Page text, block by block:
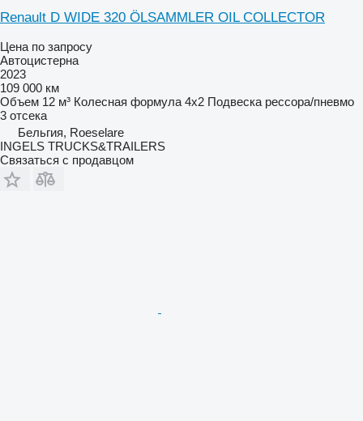
Renault D WIDE 320 ÖLSAMMLER OIL COLLECTOR
Цена по запросу
Автоцистерна
2023
109 000 км
Объем 12 м³ Колесная формула 4x2 Подвеска рессора/пневмо
3 отсека
Бельгия, Roeselare
INGELS TRUCKS&TRAILERS
Связаться с продавцом